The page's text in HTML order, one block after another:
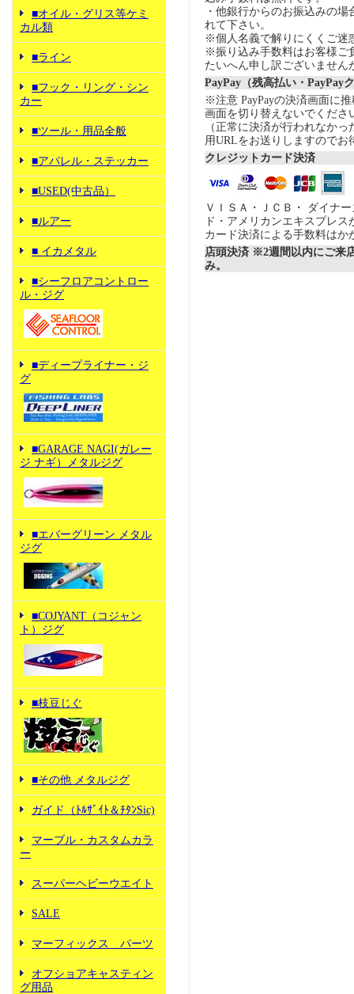
■オイル・グリス等ケミ
カル類
■ライン
■フック・リング・シン
カー
■ツール・用品全般
■アパレル・ステッカー
■USED(中古品）
■ルアー
■ イカメタル
■シーフロアコントロー
ル・ジグ
■ディープライナー・ジ
グ
■GARAGE NAGI(ガレー
ジ ナギ）メタルジグ
■エバーグリーン メタル
ジグ
■COJYANT（コジャン
ト）ジグ
■枝豆じぐ
■その他 メタルジグ
ガイド（ﾄﾙｻﾞｲﾄ＆ﾁﾀﾝSic)
マーブル・カスタムカラ
ー
スーパーヘビーウエイト
SALE
マーフィックス パーツ
オフショアキャスティン
グ用品
・他銀行からのお振込みの場
れて下さい。
※個人名義で解りにくくご迷
※振り込み手数料はお客様ご
たいへん申し訳ございません
PayPay（残高払い・PayPay
※注意 PayPayの決済画面に
画面を切り替えないでくださ
（正常に決済が行われなか
用URLをお送りしますのでお
クレジットカード決済
ＶＩＳＡ・ＪＣＢ・ ダイナ
ド・アメリカンエキスプレ
カード決済による手数料はか
店頭決済 ※2週間以内にご来
み。